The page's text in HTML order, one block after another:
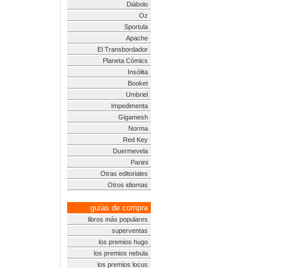
Diábolo
Oz
Sportula
Apache
El Transbordador
Planeta Cómics
Insólita
Booket
Umbriel
Impedimenta
Gigamesh
Norma
Red Key
Duermevela
Panini
Otras editoriales
Otros idiomas
guías de compra
libros más populares
superventas
los premios hugo
los premios nebula
los premios locus